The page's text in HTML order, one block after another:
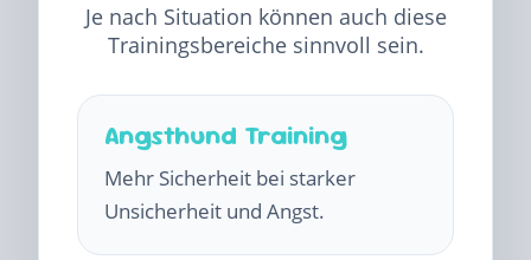
Je nach Situation können auch diese
Trainingsbereiche sinnvoll sein.
Angsthund Training
Mehr Sicherheit bei starker
Unsicherheit und Angst.